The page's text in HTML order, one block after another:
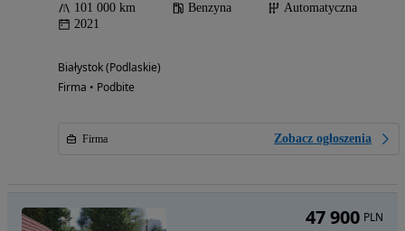
101 000 km Benzyna
Automatyczna
2021
Białystok (Podlaskie)
Firma • Podbite
Firma Zobacz ogłoszenia
47 900 PLN